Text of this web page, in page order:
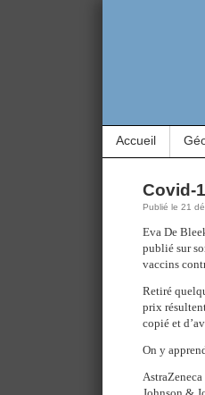
Accueil
Covid-
Publié le 21
Eva De
publié sur
vaccins
Retiré
prix
copié et
On y